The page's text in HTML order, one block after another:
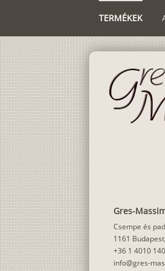
TERMÉKEK
Gres-
Csempe és
1161
+36 1 4010 140
info@gres-